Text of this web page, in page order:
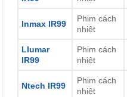
Inmax IR99
Phim cách
nhiệt
Llumar
IR99
Phim cách
nhiệt
Ntech IR99
Phim cách
nhiệt